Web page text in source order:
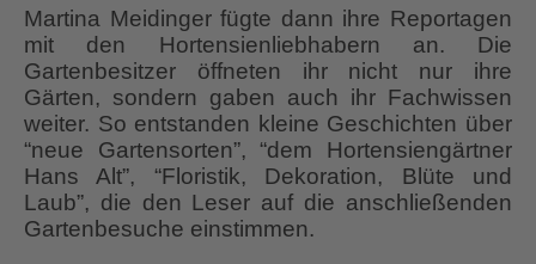
Martina Meidinger fügte dann ihre Reportagen
mit den Hortensienliebhabern an. Die
Gartenbesitzer öffneten ihr nicht nur ihre
Gärten, sondern gaben auch ihr Fachwissen
weiter. So entstanden kleine Geschichten über
“neue Gartensorten”, “dem Hortensiengärtner
Hans Alt”, “Floristik, Dekoration, Blüte und
Laub”, die den Leser auf die anschließenden
Gartenbesuche einstimmen.